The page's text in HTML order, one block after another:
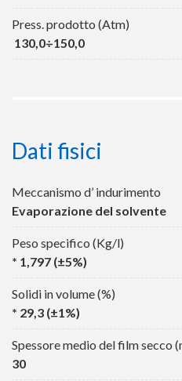
Press. prodotto (Atm)
130,0÷150,0
Dati fisici
Meccanismo d’ indurimento
Evaporazione del solvente
Peso specifico (Kg/l)
* 1,797 (±5%)
Solidi in volume (%)
* 29,3 (±1%)
Spessore medio del film secco
30